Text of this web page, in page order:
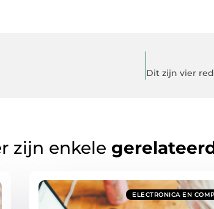
zijn enkele
ELECTRONICA EN